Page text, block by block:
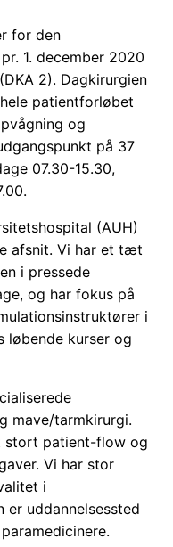
for den
1. december 2020
2). Dagkirurgien
patientforløbet
og
på 37
07.30-15.30,
(AUH)
afsnit. Vi har et tæt
i pressede
og har fokus på
i
kurser og
mave/tarmkirurgi.
stort patient-flow og
Vi har stor
i
uddannelsessted